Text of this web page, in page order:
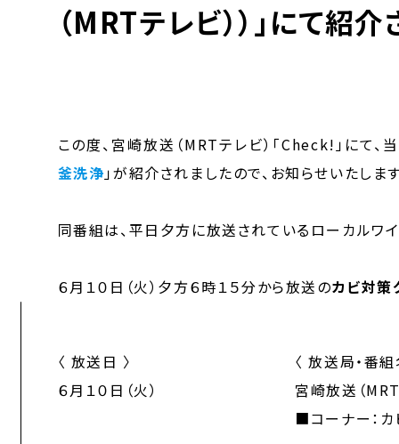
（MRTテレビ））」にて紹
この度、宮崎放送（MRTテレビ）「Check!」にて、
釜洗浄」が紹介されましたので、お知らせいたしま
同番組は、平日夕方に放送されているローカルワ
６月１０日（火）夕方６時１５分から放送のカビ対策
〈 放送日 〉
６月１０日（火）
〈 放送局・番組
宮崎放送（
■コーナー：